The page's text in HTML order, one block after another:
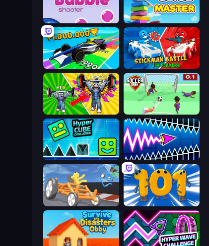
Bubble Shooter Slice Master
Obby Car Challenge: Drive Stickman battle 1-4 Players
Obby: Gym Simulator, Escape Soccer Dash
Hyper Cube Challenge Wave Dash: Geometry Arrow
Draw Crash Race Numbers Arena